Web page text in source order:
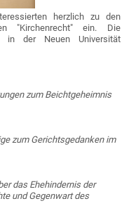
herzlich zu den
"Kirchenrecht" ein. Die
in der Neuen Universität
zum Beichtgeheimnis
zum Gerichtsgedanken im
das Ehehindernis der
und Gegenwart des